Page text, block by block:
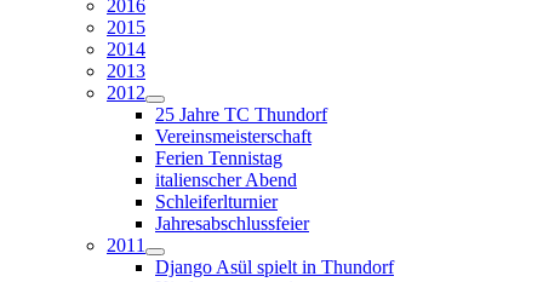
2016
2015
2014
2013
2012
25 Jahre TC Thundorf
Vereinsmeisterschaft
Ferien Tennistag
italienscher Abend
Schleiferlturnier
Jahresabschlussfeier
2011
Django Asül spielt in Thundorf